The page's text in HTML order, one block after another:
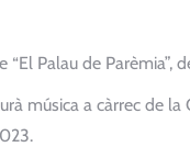
“El Palau de Parèmia”,
música a càrrec de la